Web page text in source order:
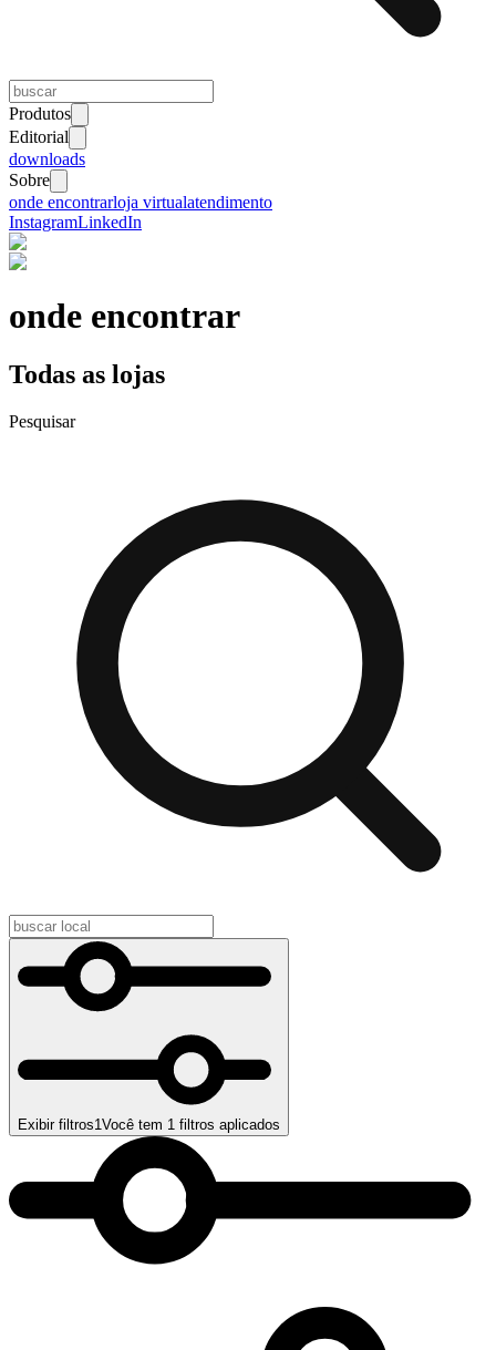
Produtos
Editorial
downloads
Sobre
onde encontrarloja virtualatendimento
InstagramLinkedIn
onde encontrar
Todas as lojas
Pesquisar
Exibir filtros1Você tem 1 filtros aplicados